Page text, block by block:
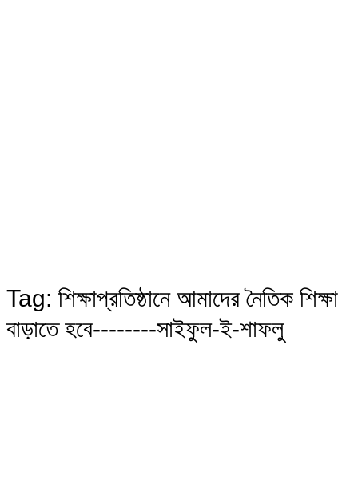
Tag: শিক্ষাপ্রতিষ্ঠানে আমাদের নৈতিক শিক্ষা
বাড়াতে হবে--------সাইফুল-ই-শাফলু